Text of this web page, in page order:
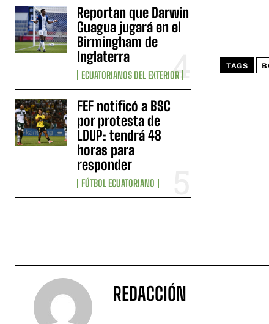
Reportan que Darwin
Guagua jugará en el
Birmingham de
Inglaterra
ECUATORIANOS DEL EXTERIOR
FEF notificó a BSC
por protesta de
LDUP: tendrá 48
horas para
responder
FÚTBOL ECUATORIANO
TAGS
REDACCIÓN